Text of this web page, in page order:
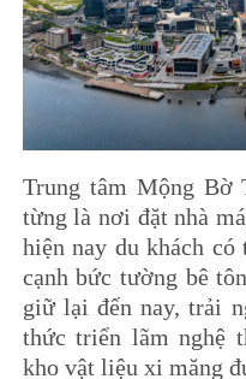
Trung tâm Mộng Bờ
từng là nơi đặt nhà
hiện nay du khách có
cạnh bức tường bê
giữ lại đến nay, trải
thức triển lãm nghệ
kho vật liệu xi măng